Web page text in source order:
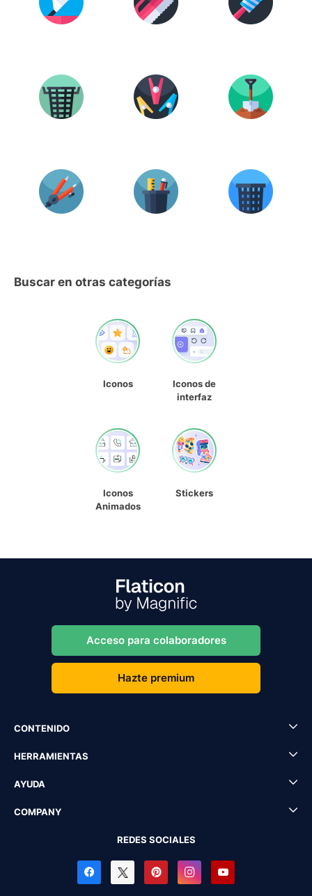
Buscar en otras categorías
Iconos
Iconos de
interfaz
Iconos
Animados
Stickers
Acceso para colaboradores
Hazte premium
CONTENIDO
HERRAMIENTAS
AYUDA
COMPANY
REDES SOCIALES